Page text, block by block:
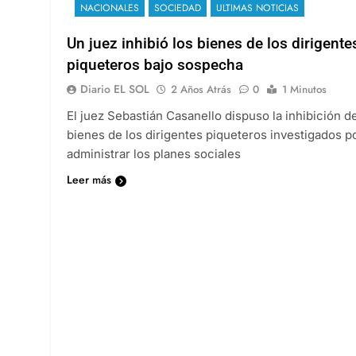
NACIONALES SOCIEDAD ULTIMAS NOTICIAS
Un juez inhibió los bienes de los
piqueteros bajo sospecha
Diario EL SOL 2 Años Atrás 0
1 Minutos
El juez Sebastián Casanello dispuso la inhibición
bienes de los dirigentes piqueteros investigados
administrar los planes sociales
Leer más